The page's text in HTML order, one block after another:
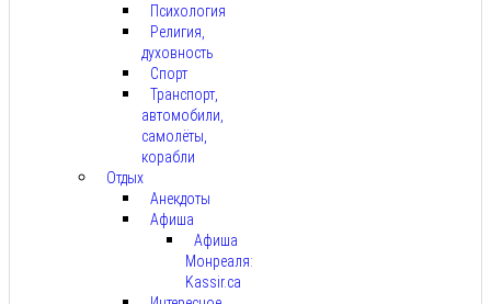
Психология
Религия,
духовность
Спорт
Транспорт,
автомобили,
самолёты,
корабли
Отдых
Анекдоты
Афиша
Афиша
Монреаля:
Kassir.ca